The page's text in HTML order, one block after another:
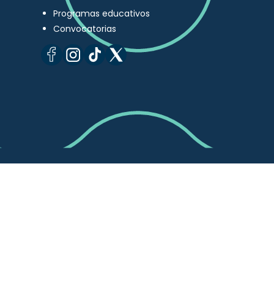
Programas educativos
Convocatorias